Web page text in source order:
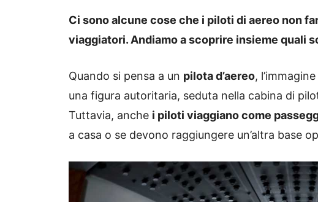
Ci sono alcune cose che i piloti di aereo non
viaggiatori. Andiamo a scoprire insieme quali
Quando si pensa a un pilota d’aereo,
una figura autoritaria, seduta nella cabina di
Tuttavia, anche i piloti viaggiano come
a casa o se devono raggiungere un’altra base